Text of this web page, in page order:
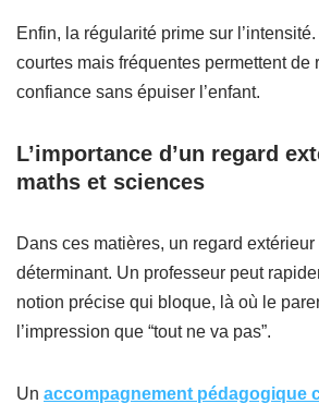
Enfin, la régularité prime sur
courtes mais fréquentes permettent de
confiance sans épuiser l’enfant.
L’importance d’un regard
maths et sciences
Dans ces matières, un regard
déterminant. Un professeur peut
notion précise qui bloque, là où le
l’impression que “tout ne va pas”.
Un accompagnement pédagogique